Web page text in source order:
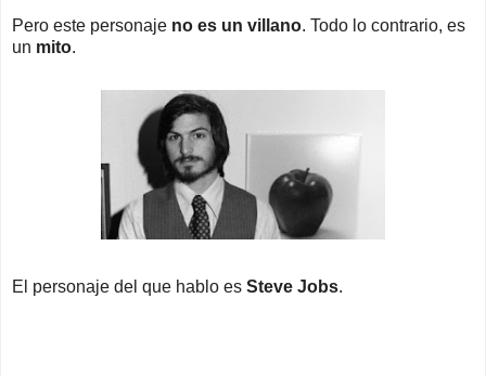
Pero este personaje no es un villano. Todo lo contrario, es
un mito.
El personaje del que hablo es Steve Jobs.